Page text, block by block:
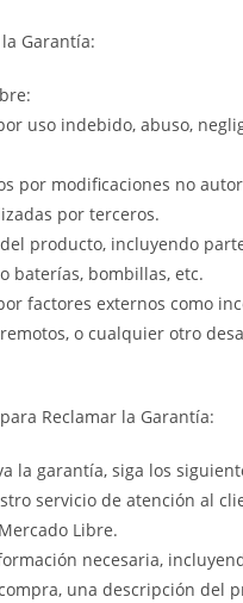
Garantía:
uso indebido, abuso,
por modificaciones no
por terceros.
producto, incluyendo
baterías, bombillas, etc.
factores externos como
o cualquier otro
Reclamar la Garantía:
la garantía, siga los
servicio de atención al
Libre.
necesaria,
una descripción del